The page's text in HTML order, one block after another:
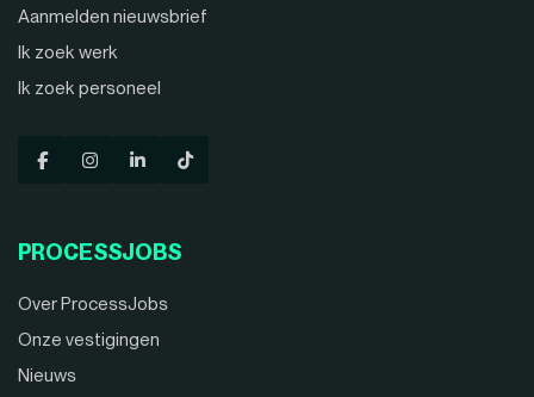
Aanmelden nieuwsbrief
Ik zoek werk
Ik zoek personeel
PROCESSJOBS
Over ProcessJobs
Onze vestigingen
Nieuws